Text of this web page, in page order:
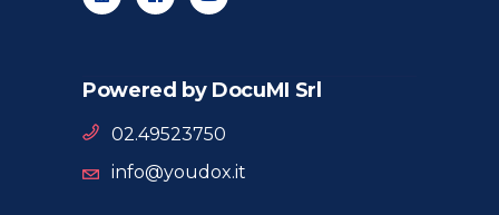
Powered by DocuMI Srl
02.49523750
info@youdox.it